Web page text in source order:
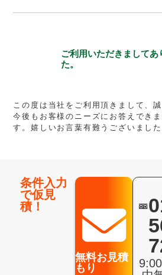
ご利用いただきましてあ
た。
この度は当社をご利用頂きまして、
今後もお客様のニーズにお答えでき
す。嬉しいお言葉有難うございました
条件入力
で仮見
積！
無料お見積
もり